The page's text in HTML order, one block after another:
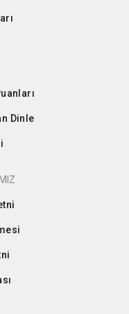
Dinle